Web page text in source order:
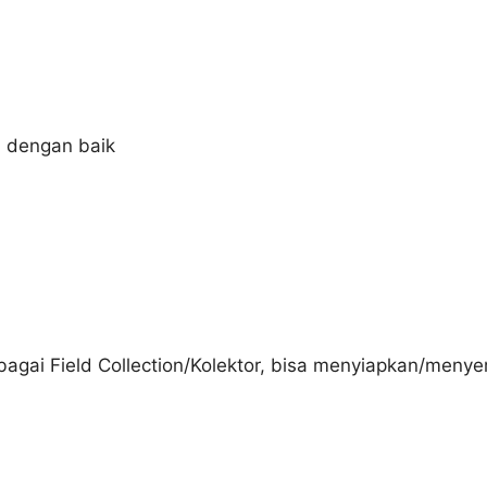
dengan baik
Field Collection/Kolektor, bisa menyiapkan/